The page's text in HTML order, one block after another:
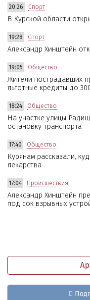
20:26 Спорт
В Курской области
19:28 Спорт
Александр Хинштейн
19:05 Общество
Жители пострадавших
льготные кредиты до
18:24 Общество
На участке улицы
остановку транспорта
17:40 Общество
Курянам рассказали,
лекарства
17:04 Происшествия
Александр Хинштейн
под сок взрывных